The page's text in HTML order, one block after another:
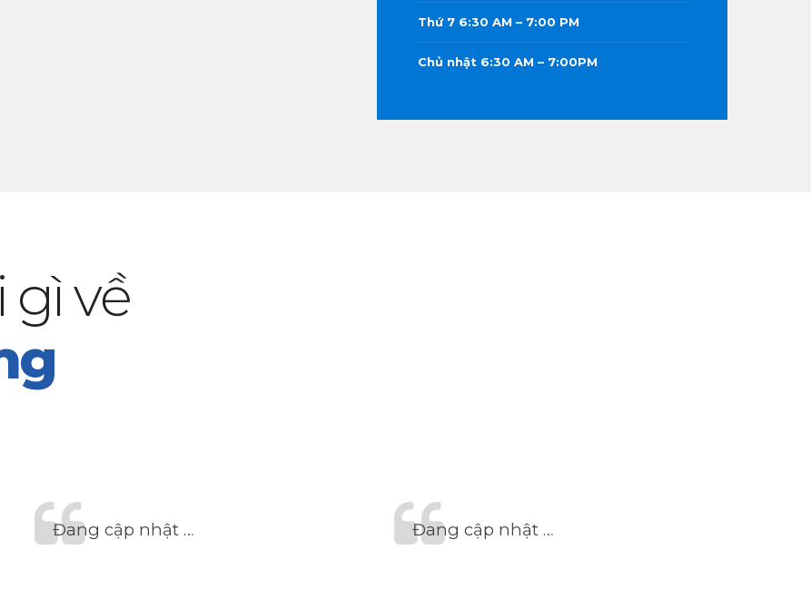
Thứ 7 6:30 AM – 7:00 PM
Chủ nhật 6:30 AM – 7:00PM
gì về
Đang cập nhật … Đang cập nhật …